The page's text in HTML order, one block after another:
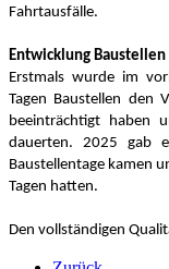
Fahrtausfälle.
Entwicklung Baustellen
Erstmals wurde im
Tagen Baustellen den
beeinträchtigt haben
dauerten. 2025 gab
Baustellentage kamen
Tagen hatten.
Den vollständigen